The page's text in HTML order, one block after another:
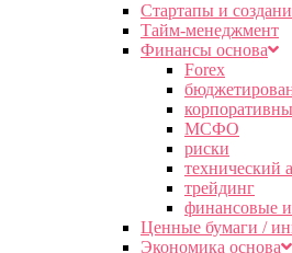
Стартапы и
Тайм-менеджмент
Финансы основа
Forex
МСФО
риски
технический
трейдинг
финансовые
Ценные бумаги /
Экономика основа